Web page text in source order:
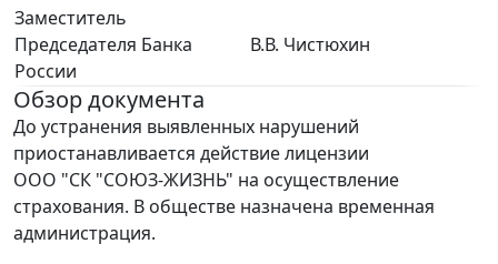
Заместитель
Председателя Банка
России
В.В. Чистюхин
Обзор документа
До устранения выявленных нарушений
приостанавливается действие лицензии
ООО "СК "СОЮЗ-ЖИЗНЬ" на осуществление
страхования. В обществе назначена временная
администрация.